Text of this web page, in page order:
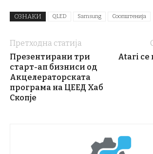
ОЗНАКИ QLED Samsung Соопштенија
Претходна статија
Презентирани три
старт-ап бизниси од
Акцелераторската
програма на ЦЕЕД Хаб
Скопје
Atari се